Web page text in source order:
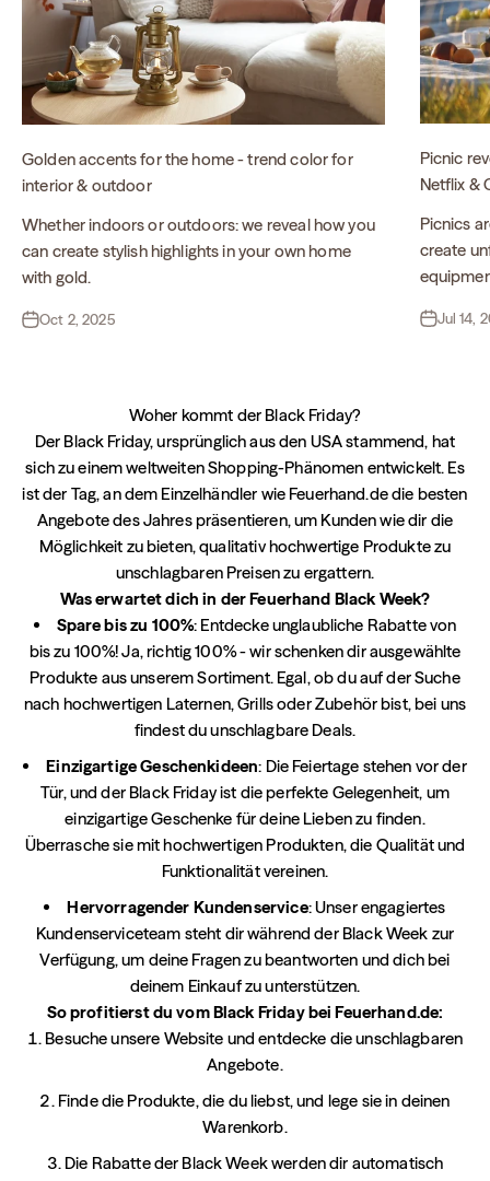
Golden accents for the home - trend color for
interior & outdoor
Whether indoors or outdoors: we reveal how you
can create stylish highlights in your own home
with gold.
Oct 2, 2025
Picnic
Netflix &
Picnics
create
Jul 14,
Woher kommt der Black Friday?
Der Black Friday, ursprünglich aus den USA stammend, hat
sich zu einem weltweiten Shopping-Phänomen entwickelt. Es
ist der Tag, an dem Einzelhändler wie Feuerhand.de die besten
Angebote des Jahres präsentieren, um Kunden wie dir die
Möglichkeit zu bieten, qualitativ hochwertige Produkte zu
unschlagbaren Preisen zu ergattern.
Was erwartet dich in der Feuerhand Black Week?
Spare bis zu 100%: Entdecke unglaubliche Rabatte von
bis zu 100%! Ja, richtig 100% - wir schenken dir ausgewählte
Produkte aus unserem Sortiment. Egal, ob du auf der Suche
nach hochwertigen Laternen, Grills oder Zubehör bist, bei uns
findest du unschlagbare Deals.
Einzigartige Geschenkideen: Die Feiertage stehen vor der
Tür, und der Black Friday ist die perfekte Gelegenheit, um
einzigartige Geschenke für deine Lieben zu finden.
Überrasche sie mit hochwertigen Produkten, die Qualität und
Funktionalität vereinen.
Hervorragender Kundenservice: Unser engagiertes
Kundenserviceteam steht dir während der Black Week zur
Verfügung, um deine Fragen zu beantworten und dich bei
deinem Einkauf zu unterstützen.
So profitierst du vom Black Friday bei Feuerhand.de:
Besuche unsere Website und entdecke die unschlagbaren
Angebote.
Finde die Produkte, die du liebst, und lege sie in deinen
Warenkorb.
Die Rabatte der Black Week werden dir automatisch